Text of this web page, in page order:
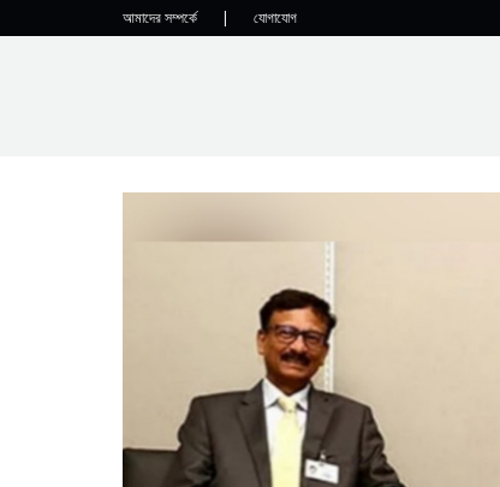
আমাদের সম্পর্কে | যোগাযোগ